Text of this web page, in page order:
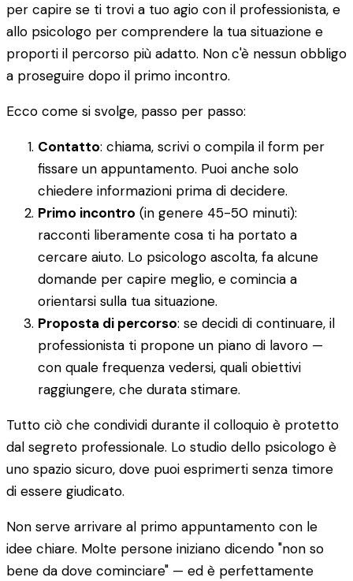
per capire se ti trovi a tuo agio con il professionista, e
allo psicologo per comprendere la tua situazione e
proporti il percorso più adatto. Non c'è nessun obbligo
a proseguire dopo il primo incontro.
Ecco come si svolge, passo per passo:
Contatto: chiama, scrivi o compila il form per
fissare un appuntamento. Puoi anche solo
chiedere informazioni prima di decidere.
Primo incontro (in genere 45-50 minuti):
racconti liberamente cosa ti ha portato a
cercare aiuto. Lo psicologo ascolta, fa alcune
domande per capire meglio, e comincia a
orientarsi sulla tua situazione.
Proposta di percorso: se decidi di continuare, il
professionista ti propone un piano di lavoro —
con quale frequenza vedersi, quali obiettivi
raggiungere, che durata stimare.
Tutto ciò che condividi durante il colloquio è protetto
dal segreto professionale. Lo studio dello psicologo è
uno spazio sicuro, dove puoi esprimerti senza timore
di essere giudicato.
Non serve arrivare al primo appuntamento con le
idee chiare. Molte persone iniziano dicendo "non so
bene da dove cominciare" — ed è perfettamente